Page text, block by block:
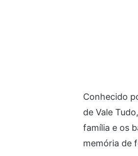
Conhecido
de Vale
família e os
memória de